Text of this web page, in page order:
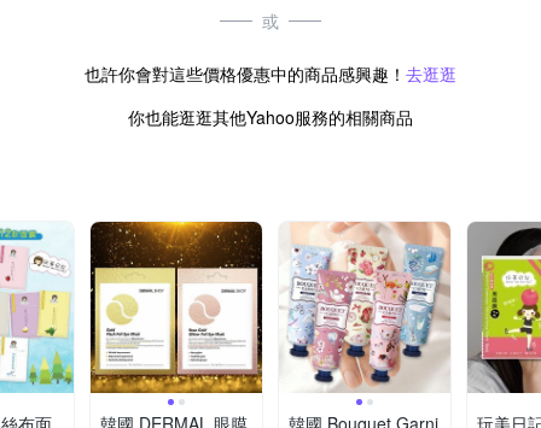
或
也許你會對這些價格優惠中的商品感興趣！ 去逛逛
你也能逛逛其他Yahoo服務的相關商品